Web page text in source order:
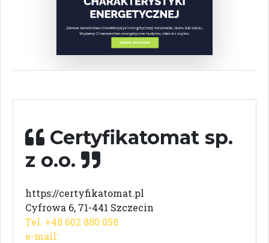
Certyfikatomat sp.
z o.o.
https://certyfikatomat.pl
Cyfrowa 6, 71-441 Szczecin
Tel. +48 602 880 058
e-mail: